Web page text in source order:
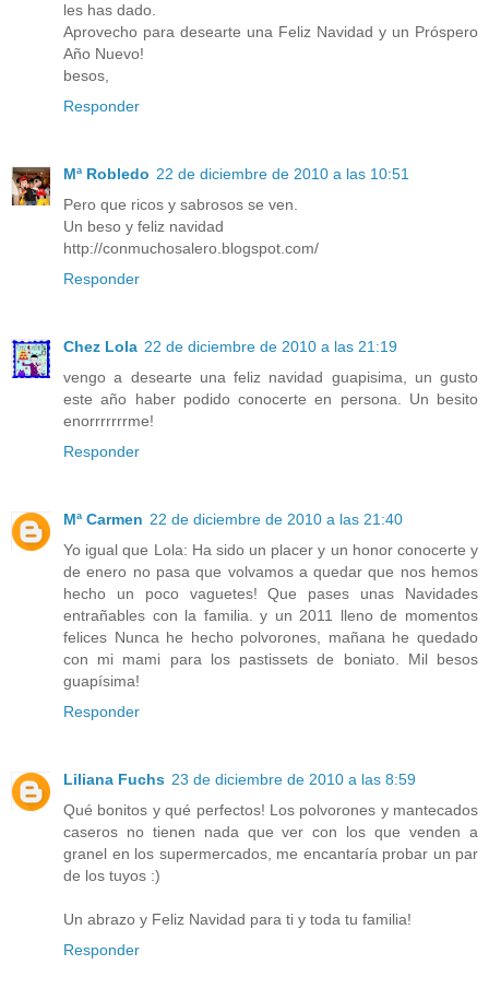
les has dado.
Aprovecho para desearte una Feliz Navidad y un Próspero
Año Nuevo!
besos,
Responder
Mª Robledo 22 de diciembre de 2010 a las 10:51
Pero que ricos y sabrosos se ven.
Un beso y feliz navidad
http://conmuchosalero.blogspot.com/
Responder
Chez Lola 22 de diciembre de 2010 a las 21:19
vengo a desearte una feliz navidad guapisima, un gusto
este año haber podido conocerte en persona. Un besito
enorrrrrrrme!
Responder
Mª Carmen 22 de diciembre de 2010 a las 21:40
Yo igual que Lola: Ha sido un placer y un honor conocerte y
de enero no pasa que volvamos a quedar que nos hemos
hecho un poco vaguetes! Que pases unas Navidades
entrañables con la familia. y un 2011 lleno de momentos
felices Nunca he hecho polvorones, mañana he quedado
con mi mami para los pastissets de boniato. Mil besos
guapísima!
Responder
Liliana Fuchs 23 de diciembre de 2010 a las 8:59
Qué bonitos y qué perfectos! Los polvorones y mantecados
caseros no tienen nada que ver con los que venden a
granel en los supermercados, me encantaría probar un par
de los tuyos :)
Un abrazo y Feliz Navidad para ti y toda tu familia!
Responder